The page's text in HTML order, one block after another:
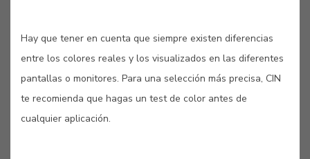
COLORES RELACIONADOS
Hay que tener en cuenta que siempre existen diferencias
entre los colores reales y los visualizados en las diferentes
pantallas o monitores. Para una selección más precisa, CIN
te recomienda que hagas un test de color antes de
cualquier aplicación.